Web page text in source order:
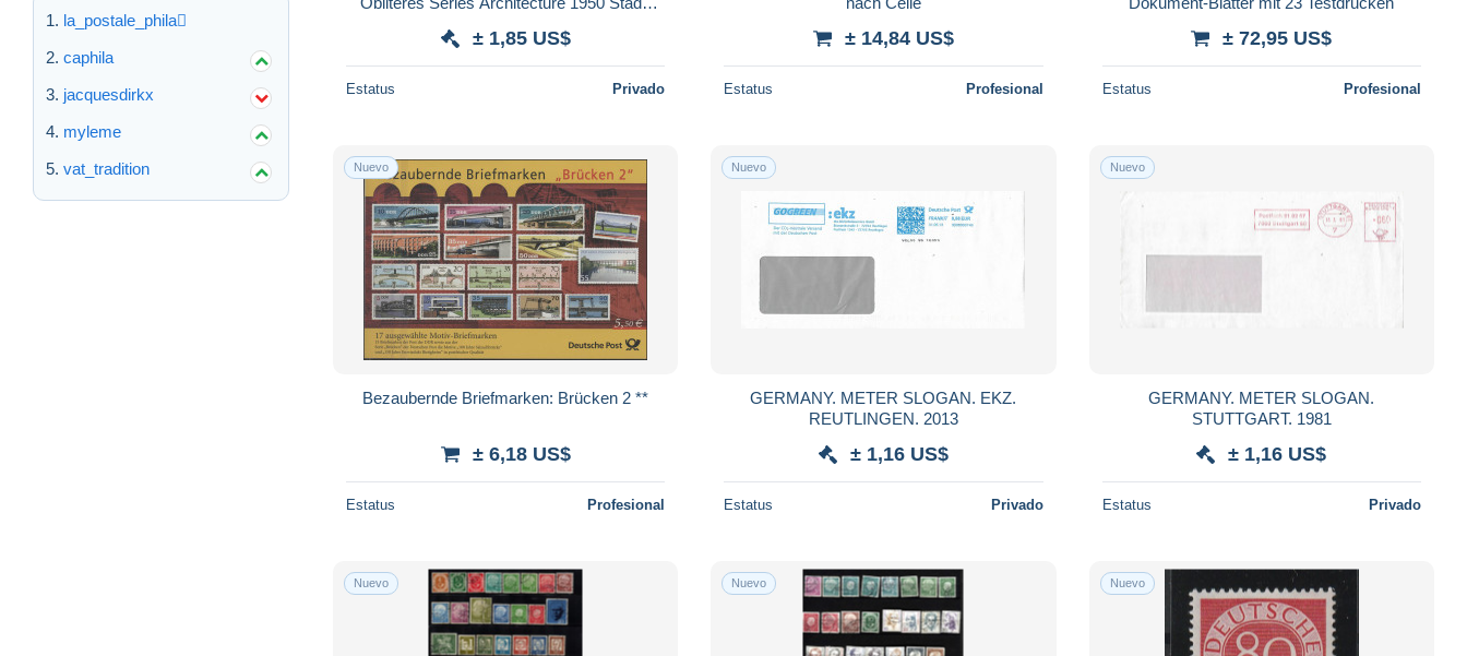
la_postale_phila
caphila
jacquesdirkx
myleme
vat_tradition
± 1,85 US$
Estatus Privado
± 14,84 US$
Estatus Profesional
± 72,95 US$
Estatus Profesional
Nuevo
Bezaubernde Briefmarken: Brücken 2 **
± 6,18 US$
Estatus Profesional
Nuevo
GERMANY. METER SLOGAN. EKZ.
REUTLINGEN. 2013
± 1,16 US$
Estatus Privado
Nuevo
GERMANY. METER SLOGAN.
STUTTGART. 1981
± 1,16 US$
Estatus Privado
Nuevo Nuevo Nuevo